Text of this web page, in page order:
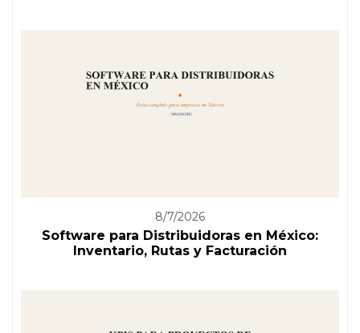
8/7/2026
Software para Distribuidoras en México:
Inventario, Rutas y Facturación